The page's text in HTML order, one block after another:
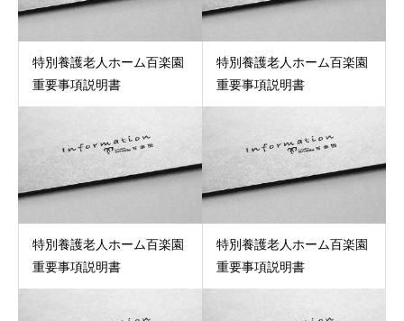
特別養護老人ホーム百楽園
重要事項説明書
特別養護老人ホーム百楽園
重要事項説明書
特別養護老人ホーム百楽園
重要事項説明書
特別養護老人ホーム百楽園
重要事項説明書